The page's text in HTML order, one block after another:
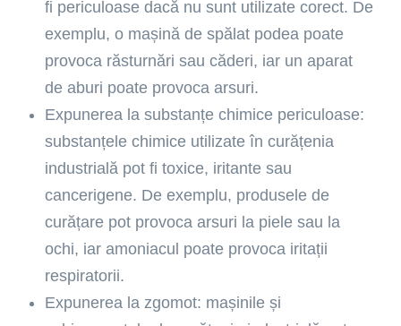
fi periculoase dacă nu sunt utilizate corect. De
exemplu, o mașină de spălat podea poate
provoca răsturnări sau căderi, iar un aparat
de aburi poate provoca arsuri.
Expunerea la substanțe chimice periculoase:
substanțele chimice utilizate în curățenia
industrială pot fi toxice, iritante sau
cancerigene. De exemplu, produsele de
curățare pot provoca arsuri la piele sau la
ochi, iar amoniacul poate provoca iritații
respiratorii.
Expunerea la zgomot: mașinile și